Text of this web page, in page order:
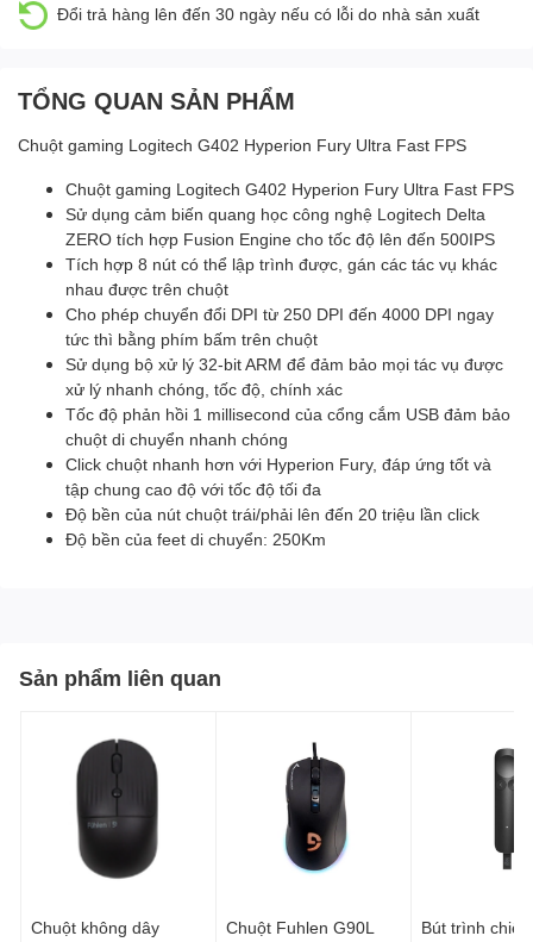
Đổi trả hàng lên đến 30 ngày nếu có lỗi do nhà sản xuất
TỔNG QUAN SẢN PHẨM
Chuột gaming Logitech G402 Hyperion Fury Ultra Fast FPS
Chuột gaming Logitech G402 Hyperion Fury Ultra Fast FPS
Sử dụng cảm biến quang học công nghệ Logitech Delta
ZERO tích hợp Fusion Engine cho tốc độ lên đến 500IPS
Tích hợp 8 nút có thể lập trình được, gán các tác vụ khác
nhau được trên chuột
Cho phép chuyển đổi DPI từ 250 DPI đến 4000 DPI ngay
tức thì bằng phím bấm trên chuột
Sử dụng bộ xử lý 32-bit ARM để đảm bảo mọi tác vụ được
xử lý nhanh chóng, tốc độ, chính xác
Tốc độ phản hồi 1 millisecond của cổng cắm USB đảm bảo
chuột di chuyển nhanh chóng
Click chuột nhanh hơn với Hyperion Fury, đáp ứng tốt và
tập chung cao độ với tốc độ tối đa
Độ bền của nút chuột trái/phải lên đến 20 triệu lần click
Độ bền của feet di chuyển: 250Km
Sản phẩm liên quan
Chuột không dây
Chuột Fuhlen G90L
Bút trình chiếu